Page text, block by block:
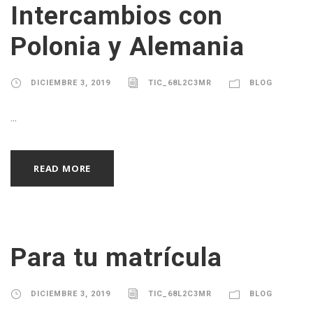
Intercambios con
Polonia y Alemania
DICIEMBRE 3, 2019 TIC_68L2C3MR BLOG
...
READ MORE
Para tu matrícula
DICIEMBRE 3, 2019 TIC_68L2C3MR BLOG